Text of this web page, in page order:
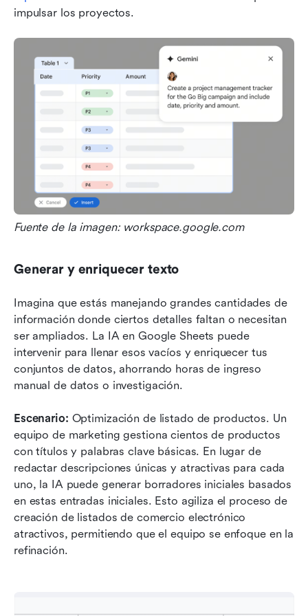
impulsar los proyectos.
Fuente de la imagen: workspace.google.com
Generar y enriquecer texto
Imagina que estás manejando grandes cantidades de
información donde ciertos detalles faltan o necesitan
ser ampliados. La IA en Google Sheets puede
intervenir para llenar esos vacíos y enriquecer tus
conjuntos de datos, ahorrando horas de ingreso
manual de datos o investigación.
Escenario: Optimización de listado de productos. Un
equipo de marketing gestiona cientos de productos
con títulos y palabras clave básicas. En lugar de
redactar descripciones únicas y atractivas para cada
uno, la IA puede generar borradores iniciales basados
en estas entradas iniciales. Esto agiliza el proceso de
creación de listados de comercio electrónico
atractivos, permitiendo que el equipo se enfoque en la
refinación.